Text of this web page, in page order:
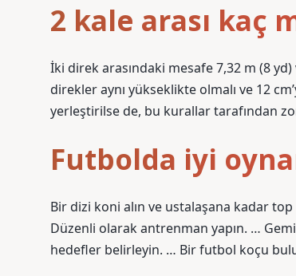
2 kale arası kaç
İki direk arasındaki mesafe 7,32 m (8
direkler aynı yükseklikte olmalı ve 12
yerleştirilse de, bu kurallar tarafından
Futbolda iyi
Bir dizi koni alın ve ustalaşana kadar
Düzenli olarak antrenman yapın. …
hedefler belirleyin. … Bir futbol koçu